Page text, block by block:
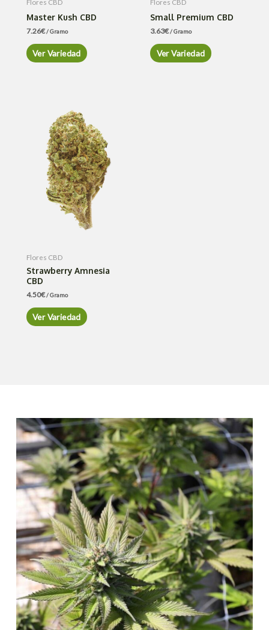
Flores CBD
Master Kush CBD
7.26€/ Gramo
Ver Variedad
Flores CBD
Small Premium CBD
3.63€/ Gramo
Ver Variedad
Flores CBD
Strawberry Amnesia
CBD
4.50€/ Gramo
Ver Variedad